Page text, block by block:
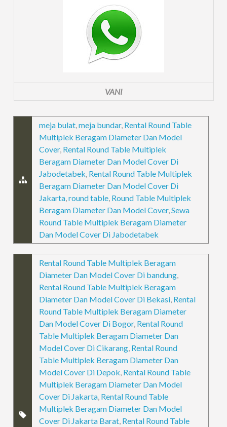
VANI
meja bulat,meja bundar, Rental Round Table
Multiplek Beragam Diameter Dan Model
Cover, Rental Round Table Multiplek
Beragam Diameter Dan Model Cover Di
Jabodetabek, Rental Round Table Multiplek
Beragam Diameter Dan Model Cover Di
Jakarta,round table, Round Table Multiplek
Beragam Diameter Dan Model Cover,Sewa
Round Table Multiplek Beragam Diameter
Dan Model Cover Di Jabodetabek
Rental Round Table Multiplek Beragam
Diameter Dan Model Cover Di bandung,
Rental Round Table Multiplek Beragam
Diameter Dan Model Cover Di Bekasi, Rental
Round Table Multiplek Beragam Diameter
Dan Model Cover Di Bogor, Rental Round
Table Multiplek Beragam Diameter Dan
Model Cover Di Cikarang, Rental Round
Table Multiplek Beragam Diameter Dan
Model Cover Di Depok, Rental Round Table
Multiplek Beragam Diameter Dan Model
Cover Di Jakarta, Rental Round Table
Multiplek Beragam Diameter Dan Model
Cover Di Jakarta Barat, Rental Round Table